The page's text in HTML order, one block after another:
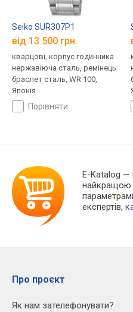
Seiko SUR307P1
від 13 500 грн.
кварцові, корпус годинника
нержавіюча сталь, ремінець:
браслет сталь, WR 100,
Японія
порівняти
E-Katalog —
найкращою
експертів,
Про проєкт
Як нам зателефонувати?